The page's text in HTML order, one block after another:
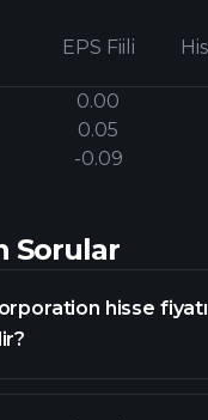
EPS Fiili
0.00
0.05
-0.09
Sorular
hisse fiyatı